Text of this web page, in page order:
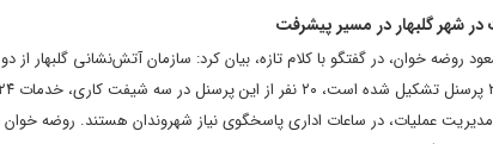
شهر گلبهار در مسیر پیشرفت